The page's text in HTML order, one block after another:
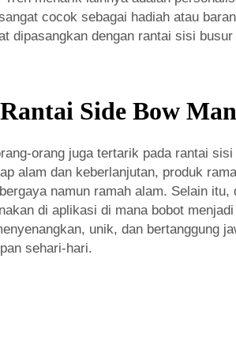
cocok sebagai hadiah atau
dipasangkan dengan rantai sisi
Side Bow
orang juga tertarik pada rantai
alam dan keberlanjutan, produk
namun ramah alam. Selain
di aplikasi di mana bobot
unik, dan bertanggung
sehari-hari.